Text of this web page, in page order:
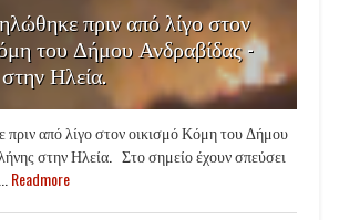
πριν από λίγο στον
του Δήμου Ανδραβίδας -
Ηλεία.
από λίγο στον οικισμό Κόμη του Δήμου
στην Ηλεία. Στο σημείο έχουν σπεύσει
Readmore